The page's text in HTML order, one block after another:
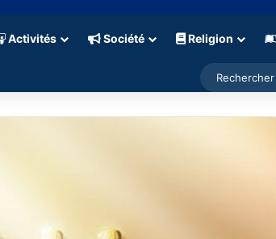
Activités Société Religion